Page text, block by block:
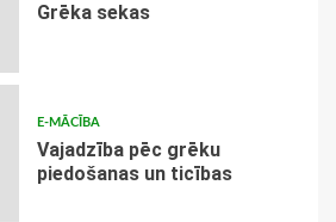
Grēka sekas
E-MĀCĪBA
Vajadzība pēc grēku
piedošanas un ticības